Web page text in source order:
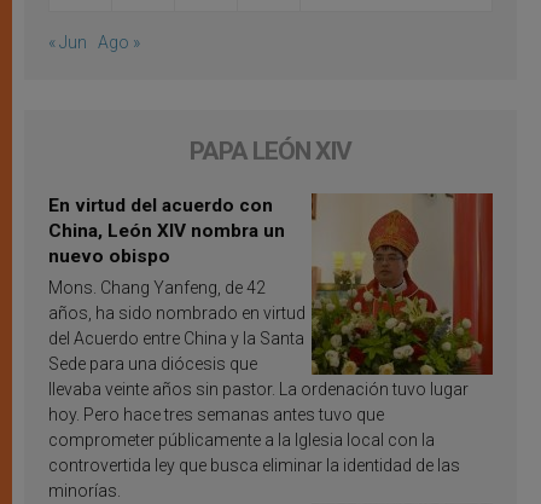
« Jun Ago »
PAPA LEÓN XIV
En virtud del acuerdo con
China, León XIV nombra un
nuevo obispo
Mons. Chang Yanfeng, de 42
años, ha sido nombrado en virtud
del Acuerdo entre China y la Santa
Sede para una diócesis que
llevaba veinte años sin pastor. La ordenación tuvo lugar
hoy. Pero hace tres semanas antes tuvo que
comprometer públicamente a la Iglesia local con la
controvertida ley que busca eliminar la identidad de las
minorías.